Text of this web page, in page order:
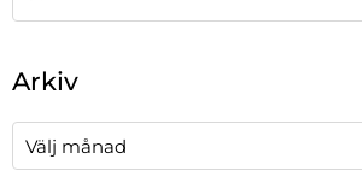
Arkiv